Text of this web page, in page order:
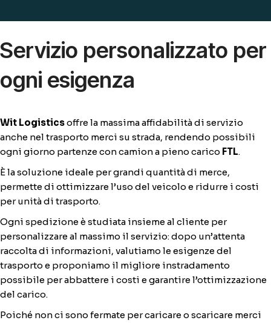
Servizio personalizzato per
ogni esigenza
Wit Logisticsoffre la massima affidabilità di servizio
anche nel trasporto merci su strada, rendendo possibili
ogni giorno partenze con camion a pieno carico FTL.
È la soluzione ideale per grandi quantità di merce,
permette di ottimizzare l’uso del veicolo e ridurre i costi
per unità di trasporto.
Ogni spedizione è studiata insieme al cliente per
personalizzare al massimo il servizio: dopo un’attenta
raccolta di informazioni, valutiamo le esigenze del
trasporto e proponiamo il migliore instradamento
possibile per abbattere i costi e garantire l’ottimizzazione
del carico.
Poiché non ci sono fermate per caricare o scaricare merci